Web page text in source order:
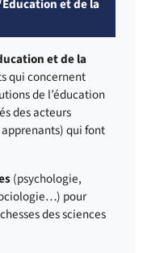
et de la
et de la
qui concernent
de l’éducation
des acteurs
qui font
(psychologie,
pour
des sciences